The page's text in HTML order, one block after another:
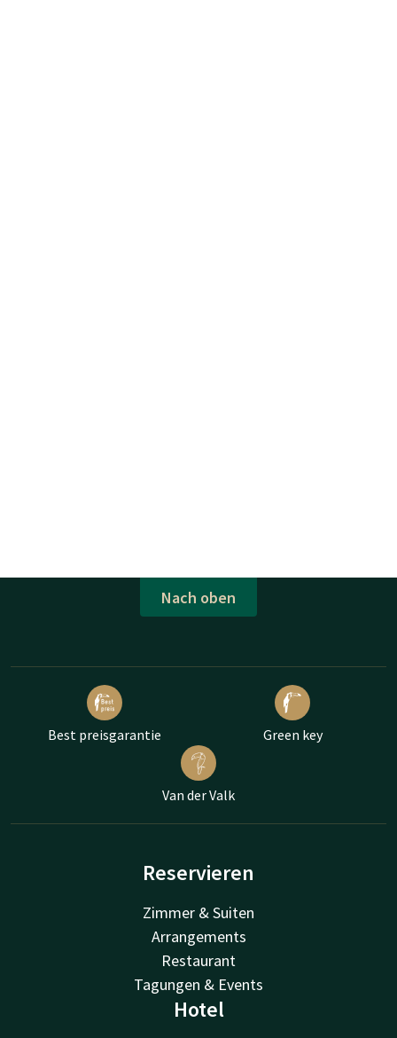
Nach oben
Best preisgarantie Green key
Van der Valk
Reservieren
Zimmer & Suiten
Arrangements
Restaurant
Tagungen & Events
Hotel